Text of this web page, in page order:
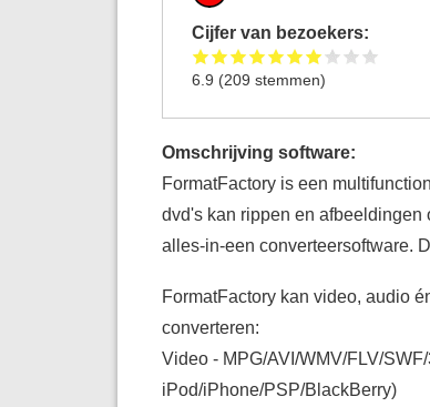
Cijfer van bezoekers:
6.9 (209 stemmen)
Omschrijving software:
FormatFactory is een
dvd's kan rippen en afbeeldingen
alles-in-een converteersoftware.
FormatFactory kan video, audio
converteren:
Video - MPG/AVI/WMV/FLV/
iPod/iPhone/PSP/BlackBerry)